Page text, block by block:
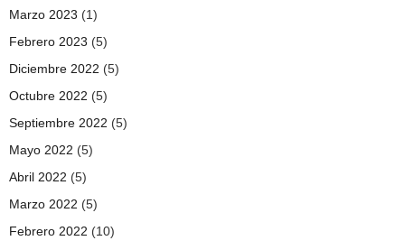
Marzo 2023 (1)
Febrero 2023 (5)
Diciembre 2022 (5)
Octubre 2022 (5)
Septiembre 2022 (5)
Mayo 2022 (5)
Abril 2022 (5)
Marzo 2022 (5)
Febrero 2022 (10)